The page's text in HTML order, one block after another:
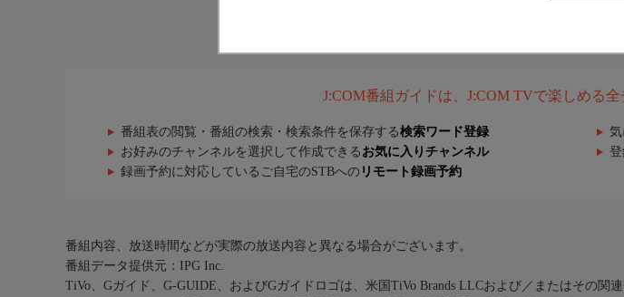
J:COM番組ガイドは、J:COM TVで楽しめる
番組表の閲覧・番組の検索・検索条件を保存する検索ワード登録
お好みのチャンネルを選択して作成できる お気に入りチャンネル
録画予約に対応しているご自宅のSTBへの リモート録画予約
番組内容、放送時間などが実際の放送内容と異なる場合がございます。
番組データ提供元：IPG Inc.
TiVo、Gガイド、G-GUIDE、およびGガイドロゴは、米国TiVo Brands LLCおよび／またはその関